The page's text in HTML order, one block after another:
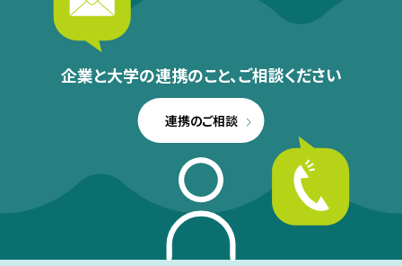
企業と大学の連携のこと、ご相談ください
連携のご相談